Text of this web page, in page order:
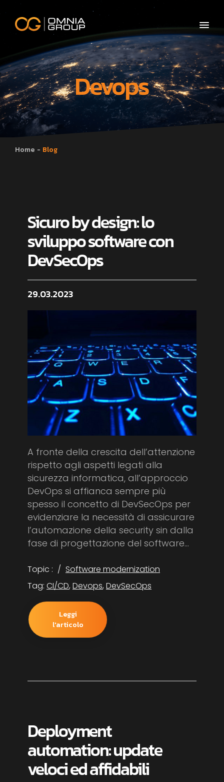
Devops
Home Blog
Sicuro by design: lo
sviluppo software con
DevSecOps
29.03.2023
A fronte della crescita dell’attenzione
rispetto agli aspetti legati alla
sicurezza informatica, all’approccio
DevOps si affianca sempre più
spesso il concetto di DevSecOps per
evidenziare la necessità di assicurare
l’automazione della security sin dalla
fase di progettazione del software...
Topic :
Software modernization
Tag: CI/CD, Devops, DevSecOps
Leggi
l'articolo
Deployment
automation: update
veloci ed affidabili